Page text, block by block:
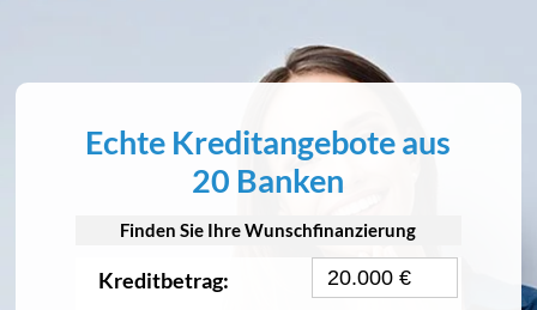
Echte Kreditangebote aus
20 Banken
Finden Sie Ihre Wunschfinanzierung
Kreditbetrag: